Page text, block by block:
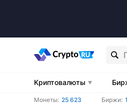
Криптовалюты
Монеты: 25 623 Биржи: